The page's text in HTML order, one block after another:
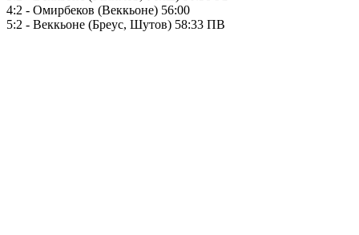
4:2 - Омирбеков (Веккьоне) 56:00
5:2 - Веккьоне (Бреус, Шутов) 58:33 ПВ